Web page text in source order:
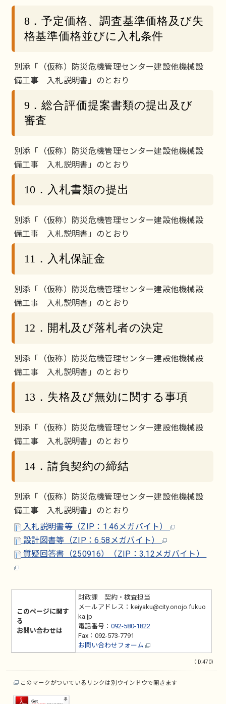
8．予定価格、調査基準価格及び失
格基準価格並びに入札条件
別添「（仮称）防災危機管理センター建設他機械設
備工事 入札説明書」のとおり
9．総合評価提案書類の提出及び
審査
別添「（仮称）防災危機管理センター建設他機械設
備工事 入札説明書」のとおり
10．入札書類の提出
別添「（仮称）防災危機管理センター建設他機械設
備工事 入札説明書」のとおり
11．入札保証金
別添「（仮称）防災危機管理センター建設他機械設
備工事 入札説明書」のとおり
12．開札及び落札者の決定
別添「（仮称）防災危機管理センター建設他機械設
備工事 入札説明書」のとおり
13．失格及び無効に関する事項
別添「（仮称）防災危機管理センター建設他機械設
備工事 入札説明書」のとおり
14．請負契約の締結
別添「（仮称）防災危機管理センター建設他機械設
備工事 入札説明書」のとおり
入札説明書等（ZIP：1.46メガバイト）
設計図書等（ZIP：6.58メガバイト）
質疑回答書（250916）（ZIP：3.12メガバイト）
このページに関す
る
お問い合わせは
財政課 契約・検査担当
メールアドレス：keiyaku@city.onojo.fukuo
ka.jp
電話番号： 092-580-1822
Fax：092-573-7791
お問い合わせフォーム
（ID:470）
このマークがついているリンクは別ウインドウで開きます